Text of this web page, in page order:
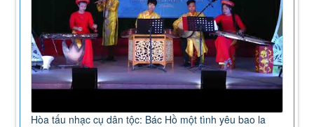
Hòa tấu nhạc cụ dân tộc: Bác Hồ một tình yêu bao la